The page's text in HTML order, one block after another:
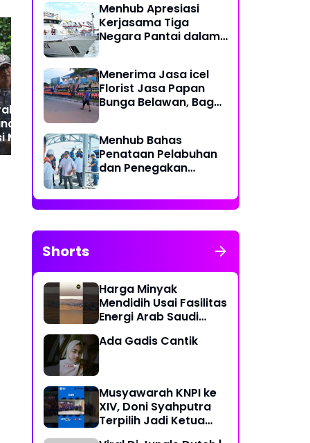
1 Kawal
Pangan dan
Masyarakat di
Manis
Satu Posko Sejuta
Kepedulian,Kodim
0506/Tangerang Buka
Ruang Komunikasi Baru
Wujudkan Kamtibmas‎
Menhub Apresiasi
Kerjasama Tiga
Negara Pantai dalam
Laut
Menerima Jasa icel
Florist Jasa Papan
Bunga Belawan, Bagus
Menhub Bahas
Penataan Pelabuhan
dan Penegakan
Sistem Identifikasi
Kapal Otomatis
Shorts
Harga Minyak
Mendidih Usai Fasilitas
Energi Arab Saudi
Ada Gadis Cantik
Musyawarah KNPI ke
XIV, Doni Syahputra
Terpilih Jadi Ketua